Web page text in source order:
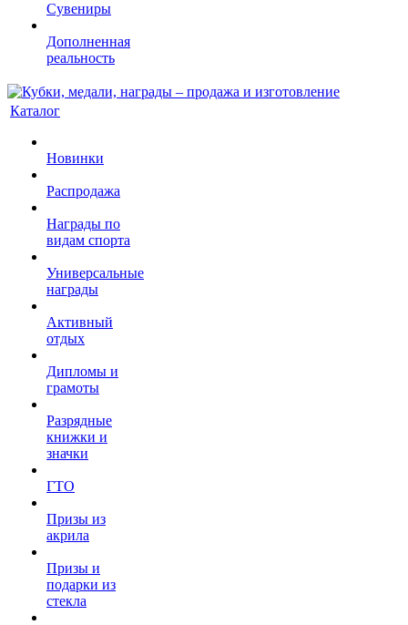
Сувениры
Дополненная
реальность
Каталог
Новинки
Распродажа
Награды по
видам спорта
Универсальные
награды
Активный
отдых
Дипломы и
грамоты
Разрядные
книжки и
значки
ГТО
Призы из
акрила
Призы и
подарки из
стекла